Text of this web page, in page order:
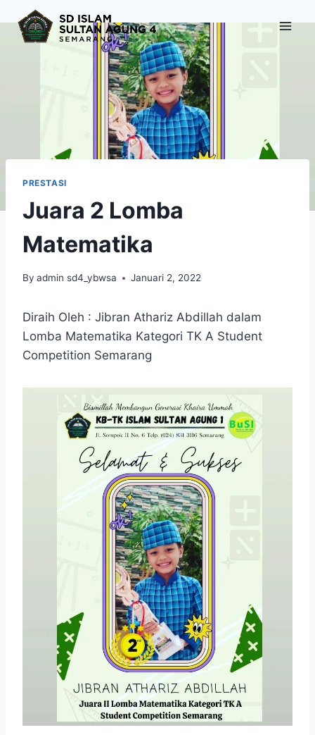
content
PRESTASI
Juara 2 Lomba
Matematika
By admin sd4_ybwsa Januari 2, 2022
Diraih Oleh : Jibran Athariz Abdillah dalam
Lomba Matematika Kategori TK A Student
Competition Semarang